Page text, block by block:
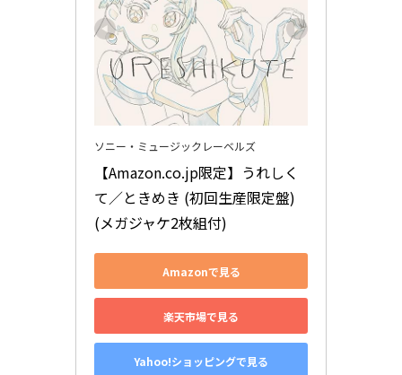
ソニー・ミュージックレーベルズ
【Amazon.co.jp限定】うれしく
て／ときめき (初回生産限定盤)
(メガジャケ2枚組付)
Amazonで見る
楽天市場で見る
Yahoo!ショッピングで見る